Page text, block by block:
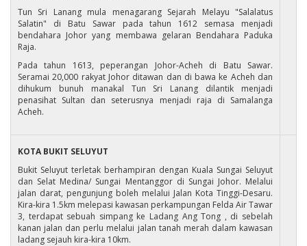
Tun Sri Lanang mula menagarang Sejarah Melayu "Salalatus
Salatin" di Batu Sawar pada tahun 1612 semasa menjadi
bendahara Johor yang membawa gelaran Bendahara Paduka
Raja.
Pada tahun 1613, peperangan Johor-Acheh di Batu Sawar.
Seramai 20,000 rakyat Johor ditawan dan di bawa ke Acheh dan
dihukum bunuh manakal Tun Sri Lanang dilantik menjadi
penasihat Sultan dan seterusnya menjadi raja di Samalanga
Acheh.
KOTA BUKIT SELUYUT
Bukit Seluyut terletak berhampiran dengan Kuala Sungai Seluyut
dan Selat Medina/ Sungai Mentanggor di Sungai Johor. Melalui
jalan darat, pengunjung boleh melalui Jalan Kota Tinggi-Desaru.
Kira-kira 1.5km melepasi kawasan perkampungan Felda Air Tawar
3, terdapat sebuah simpang ke Ladang Ang Tong , di sebelah
kanan jalan dan perlu melalui jalan tanah merah dalam kawasan
ladang sejauh kira-kira 10km.